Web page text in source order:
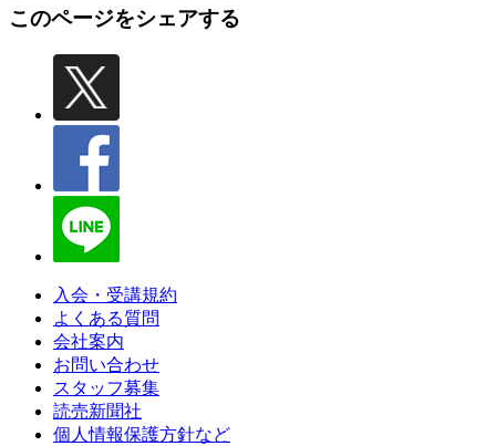
このページをシェアする
入会・受講規約
よくある質問
会社案内
お問い合わせ
スタッフ募集
読売新聞社
個人情報保護方針など